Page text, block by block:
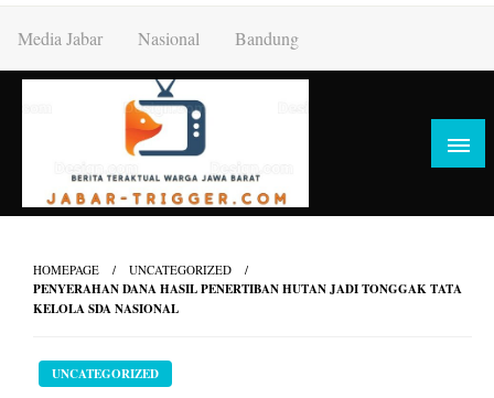
content
Media Jabar Nasional Bandung
HOMEPAGE UNCATEGORIZED
PENYERAHAN DANA HASIL PENERTIBAN HUTAN JADI TONGGAK TATA
KELOLA SDA NASIONAL
UNCATEGORIZED